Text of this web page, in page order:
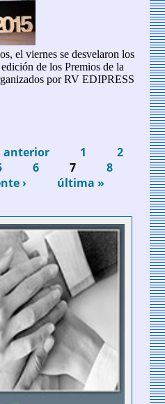
el viernes se desvelaron los
de los Premios de la
por RV EDIPRESS
2015 entrega sus galardones
anterior 1
2
6 7
8
› última »